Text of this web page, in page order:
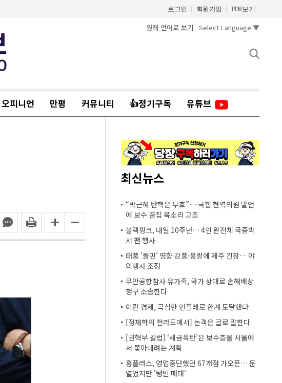
로그인 회원가입 PDF보기
원래 언어로 보기 Select Language ▼
오피니언 만평 커뮤니티 👍정기구독 유튜브
최신뉴스
“박근혜 탄핵은 무효”… 국힘 현역의원 발언
에 보수 결집 목소리 고조
블랙핑크, 내일 10주년… 4인 완전체 국중박
서 팬 행사
태풍 '돌핀' 영향 강풍·풍랑에 제주 긴장… 야
외행사 조정
무안공항참사 유가족, 국가 상대로 손해배상
청구 소송한다
이란 경제, 극심한 인플레로 한계 도달했다
[정재학의 전라도에서] 논객은 글로 말한다
[권혁부 칼럼] ‘세금폭탄’은 보수층을 서울에
서 쫓아내려는 계획
홈플러스, 영업중단했던 67개점 가오픈… 문
열었지만 '텅빈 매대'